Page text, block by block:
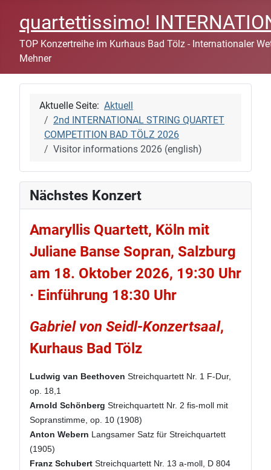
quartettissimo!
TOP Konzertreihe im Kurhaus Bad Tölz - Internationaler
Mehner
Aktuelle Seite: Aktuell
2nd INTERNATIONAL STRING QUARTET
COMPETITION BAD TÖLZ 2026
Visitor informations 2026 (english)
Nächstes Konzert
Amaryllis Quartett, Köln mit
Juliane Banse Sopran, Salzburg
am 18. Oktober 2026, 19:30 Uhr
· Einführung 18:30 Uhr
Gabriel von Seidl-Konzertsaal,
Kurhaus Bad Tölz
Ludwig van Beethoven Streichquartett Nr. 1 F-Dur,
op. 18,1
Arnold Schönberg Streichquartett Nr. 2 fis-moll mit
Sopranstimme, op. 10 (1908)
Anton Webern Langsamer Satz für Streichquartett
(1905)
Franz Schubert Streichquartett Nr. 13 a-moll, D 804